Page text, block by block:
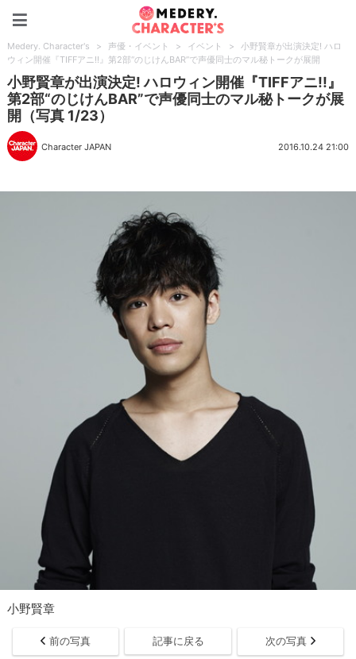
Medery. Character's > 声優・イベント > イベント >
小野賢章が出演決定! ハロ
ウィン開催『TIFFアニ!!』第2部“のじけんBAR”で声優同士のマル秘トークが展開
小野賢章が出演決定! ハロウィン開催『TIFFアニ!!』
第2部“のじけんBAR”で声優同士のマル秘トークが展
開（写真 1/23）
Character JAPAN 2016.10.24 21:00
小野賢章
前の写真 記事に戻る 次の写真